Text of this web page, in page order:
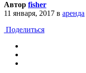
Автор fisher
11 января, 2017 в аренда
Поделиться